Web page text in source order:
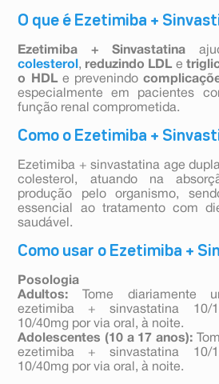
O que é Ezetimiba +
Ezetimiba + Sinvastatina
colesterol , reduzindo LDL e
o HDLe prevenindo
especialmente em pacientes
função renal comprometida.
Como o Ezetimiba +
Ezetimiba + sinvastatina age
colesterol, atuando na
produção pelo organismo,
essencial ao tratamento com
saudável.
Como usar o Ezetimiba +
Posologia
Adultos: Tome diariamente
ezetimiba + sinvastatina 10/
10/40mg por via oral, à noite.
Adolescentes (10 a 17 anos):
ezetimiba + sinvastatina 10/
10/40mg por via oral, à noite.